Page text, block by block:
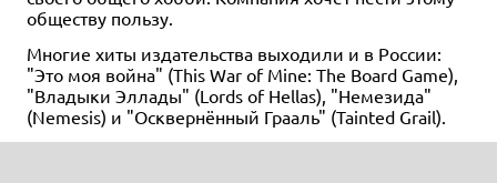
обществу пользу.
Многие хиты издательства выходили и в России:
"Это моя война" (This War of Mine: The Board Game),
"Владыки Эллады" (Lords of Hellas), "Немезида"
(Nemesis) и "Осквернённый Грааль" (Tainted Grail).